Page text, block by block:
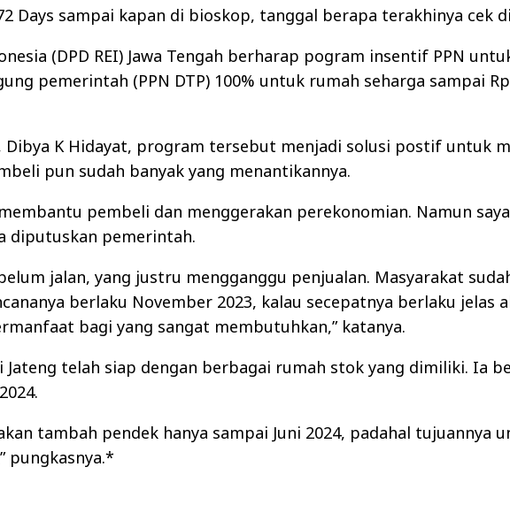
Days sampai kapan di bioskop, tanggal berapa terakhinya cek
(DPD REI) Jawa Tengah berharap pogram insentif PPN
pemerintah (PPN DTP) 100% untuk rumah seharga sampai
Dibya K Hidayat, program tersebut menjadi solusi postif untuk
pun sudah banyak yang menantikannya.
pembeli dan menggerakan perekonomian. Namun
diputuskan pemerintah.
jalan, yang justru mengganggu penjualan. Masyarakat
berlaku November 2023, kalau secepatnya berlaku jelas
bagi yang sangat membutuhkan,” katanya.
telah siap dengan berbagai rumah stok yang dimiliki. Ia
tambah pendek hanya sampai Juni 2024, padahal tujuannya
pungkasnya.*